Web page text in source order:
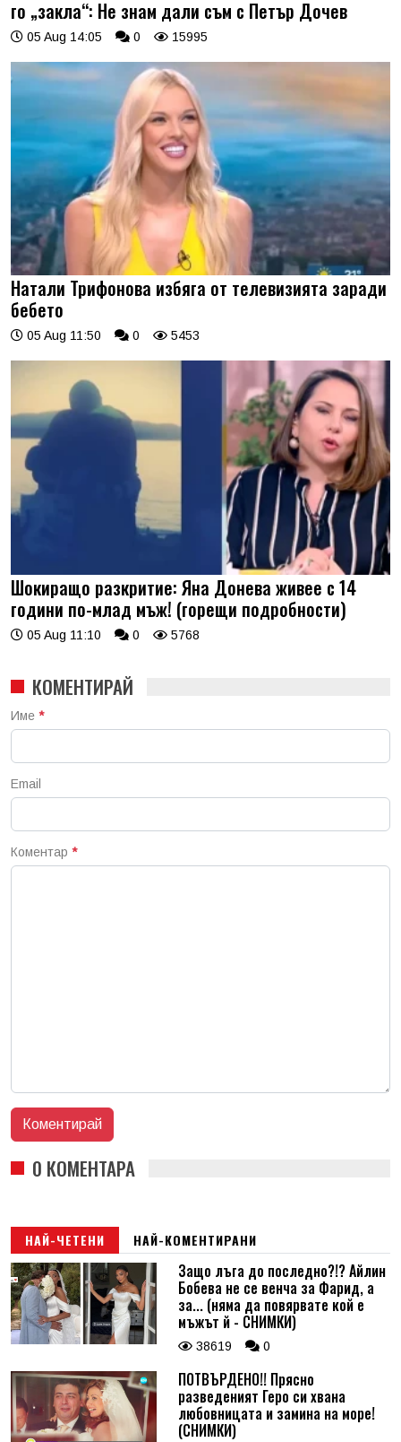
го „закла“: Не знам дали съм с Петър Дочев
05 Aug 14:05 0 15995
Натали Трифонова избяга от телевизията заради
бебето
05 Aug 11:50 0 5453
Шокиращо разкритие: Яна Донева живее с 14
години по-млад мъж! (горещи подробности)
05 Aug 11:10 0 5768
КОМЕНТИРАЙ
Име *
Email
Коментар *
0 КОМЕНТАРА
НАЙ-ЧЕТЕНИ НАЙ-КОМЕНТИРАНИ
Защо лъга до последно?!? Айлин
Бобева не се венча за Фарид, а
за... (няма да повярвате кой е
мъжът й - СНИМКИ)
38619 0
ПОТВЪРДЕНО!! Прясно
разведеният Геро си хвана
любовницата и замина на море!
(СНИМКИ)